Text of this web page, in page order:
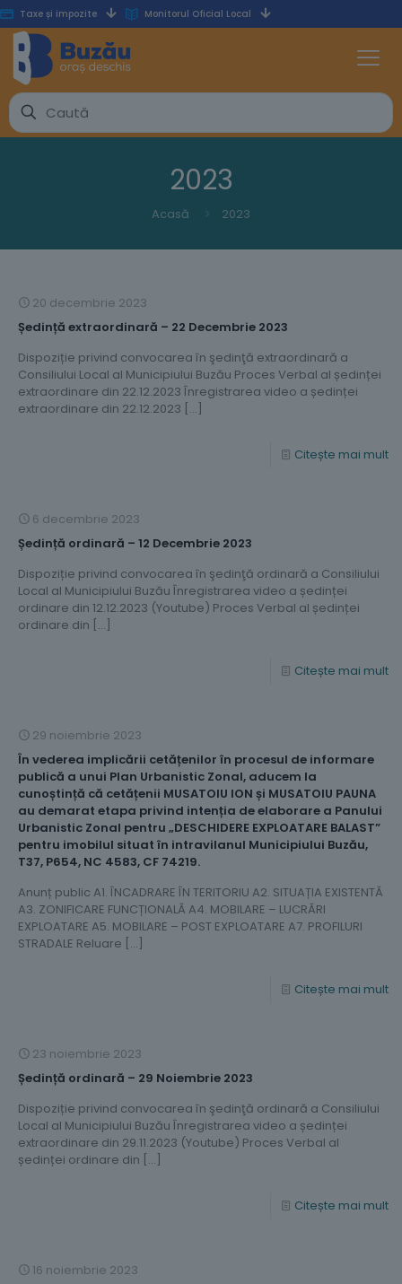
Taxe și impozite Monitorul Oficial Local
2023
Acasă 2023
20 decembrie 2023
Ședință extraordinară – 22 Decembrie 2023
Dispoziție privind convocarea în şedinţă extraordinară a
Consiliului Local al Municipiului Buzău Proces Verbal al ședinței
extraordinare din 22.12.2023 Înregistrarea video a ședinței
extraordinare din 22.12.2023 […]
Citește mai mult
6 decembrie 2023
Ședință ordinară – 12 Decembrie 2023
Dispoziție privind convocarea în şedinţă ordinară a Consiliului
Local al Municipiului Buzău Înregistrarea video a ședinței
ordinare din 12.12.2023 (Youtube) Proces Verbal al ședinței
ordinare din […]
Citește mai mult
29 noiembrie 2023
În vederea implicării cetățenilor în procesul de informare
publică a unui Plan Urbanistic Zonal, aducem la
cunoștință că cetățenii MUSATOIU ION și MUSATOIU PAUNA
au demarat etapa privind intenția de elaborare a Panului
Urbanistic Zonal pentru „DESCHIDERE EXPLOATARE BALAST”
pentru imobilul situat în intravilanul Municipiului Buzău,
T37, P654, NC 4583, CF 74219.
Anunț public A1. ÎNCADRARE ÎN TERITORIU A2. SITUAȚIA EXISTENTĂ
A3. ZONIFICARE FUNCȚIONALĂ A4. MOBILARE – LUCRĂRI
EXPLOATARE A5. MOBILARE – POST EXPLOATARE A7. PROFILURI
STRADALE Reluare […]
Citește mai mult
23 noiembrie 2023
Ședință ordinară – 29 Noiembrie 2023
Dispoziție privind convocarea în şedinţă ordinară a Consiliului
Local al Municipiului Buzău Înregistrarea video a ședinței
extraordinare din 29.11.2023 (Youtube) Proces Verbal al
ședinței ordinare din […]
Citește mai mult
16 noiembrie 2023